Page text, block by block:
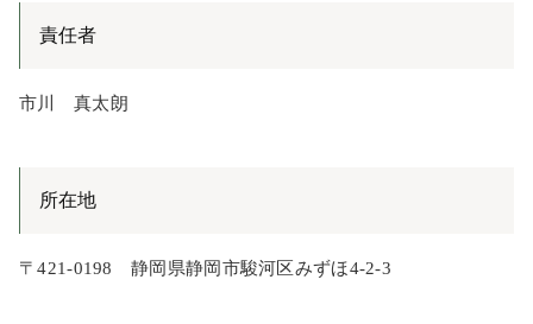
責任者
市川 真太朗
所在地
〒421-0198 静岡県静岡市駿河区みずほ4-2-3